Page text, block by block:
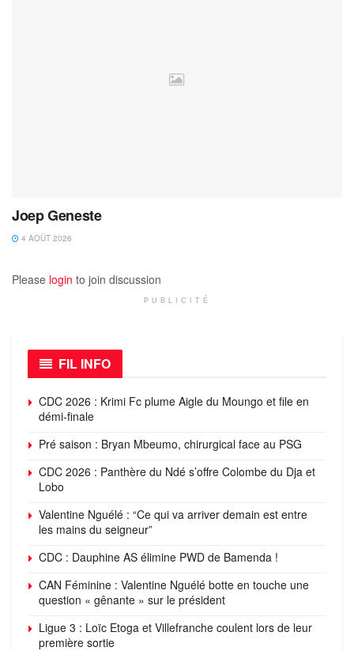
Joep Geneste
4 AOÛT 2026
Please login to join discussion
PUBLICITÉ
FIL INFO
CDC 2026 : Krimi Fc plume Aigle du Moungo et file en
démi-finale
Pré saison : Bryan Mbeumo, chirurgical face au PSG
CDC 2026 : Panthère du Ndé s’offre Colombe du Dja et
Lobo
Valentine Nguélé : “Ce qui va arriver demain est entre
les mains du seigneur”
CDC : Dauphine AS élimine PWD de Bamenda !
CAN Féminine : Valentine Nguélé botte en touche une
question « gênante » sur le président
Ligue 3 : Loïc Etoga et Villefranche coulent lors de leur
première sortie